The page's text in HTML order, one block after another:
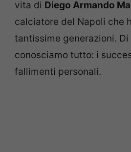
vita di Diego Armando
calciatore del Napoli che
tantissime generazioni. Di
conosciamo tutto: i
fallimenti personali.